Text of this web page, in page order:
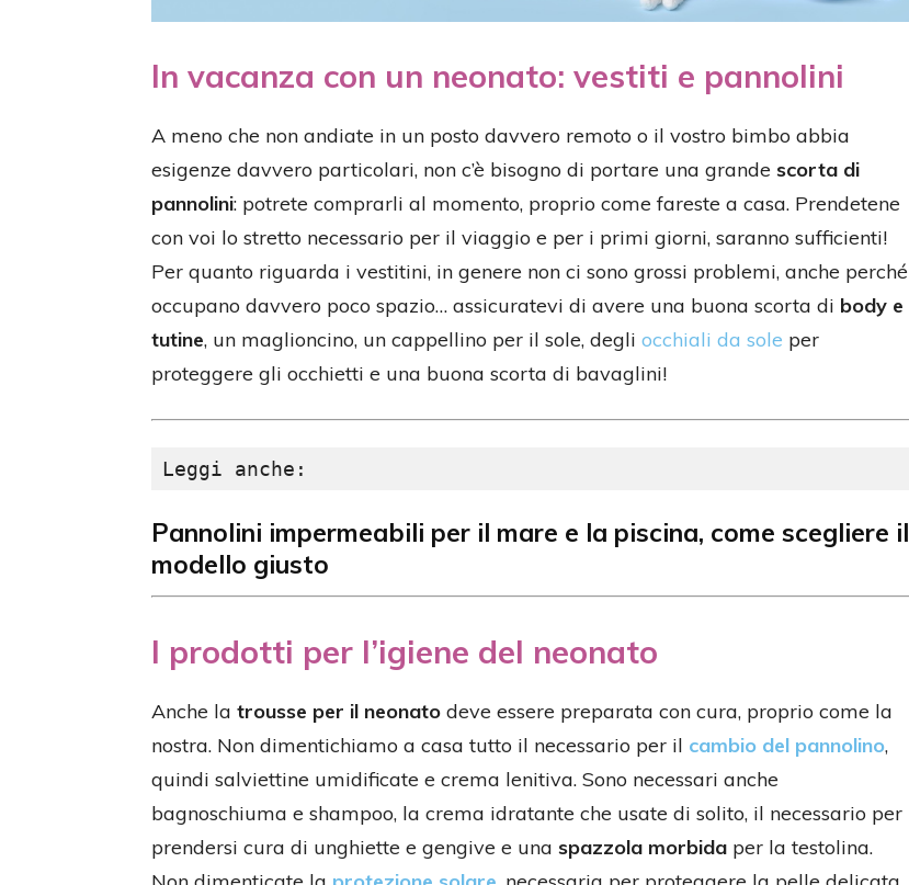
In vacanza con un neonato: vestiti e pannolini
A meno che non andiate in un posto davvero remoto o il vostro bimbo abbia
esigenze davvero particolari, non c’è bisogno di portare una grande scorta di
pannolini: potrete comprarli al momento, proprio come fareste a casa. Prendetene
con voi lo stretto necessario per il viaggio e per i primi giorni, saranno sufficienti!
Per quanto riguarda i vestitini, in genere non ci sono grossi problemi, anche perché
occupano davvero poco spazio… assicuratevi di avere una buona scorta di body e
tutine, un maglioncino, un cappellino per il sole, degli occhiali da sole per
proteggere gli occhietti e una buona scorta di bavaglini!
Leggi anche:
Pannolini impermeabili per il mare e la piscina, come scegliere il
modello giusto
I prodotti per l’igiene del neonato
Anche la trousse per il neonato deve essere preparata con cura, proprio come la
nostra. Non dimentichiamo a casa tutto il necessario per il cambio del pannolino,
quindi salviettine umidificate e crema lenitiva. Sono necessari anche
bagnoschiuma e shampoo, la crema idratante che usate di solito, il necessario per
prendersi cura di unghiette e gengive e una spazzola morbida per la testolina.